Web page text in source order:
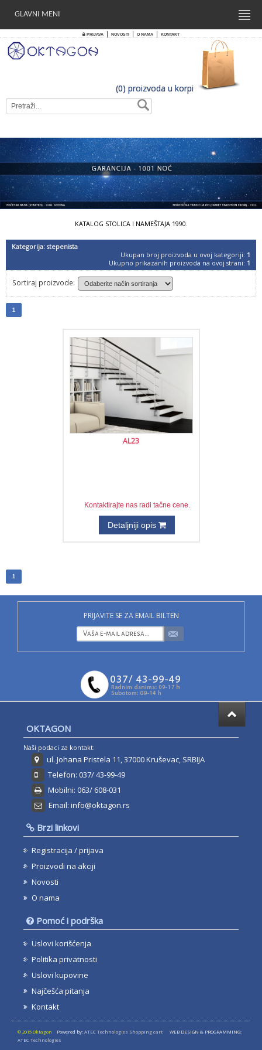
PRIJAVA | NOVOSTI | O NAMA | KONTAKT
(0) proizvoda u korpi
GLAVNI MENI
KATALOG STOLICA I NAMEŠTAJA 1990.
Kategorija: stepenista
Ukupan broj proizvoda u ovoj kategoriji: 1
Ukupno prikazanih proizvoda na ovoj strani: 1
Sortiraj proizvode:
1
AL23
Kontaktirajte nas radi tačne cene.
Detaljniji opis
1
PRIJAVITE SE ZA EMAIL BILTEN
OKTAGON
Naši podaci za kontakt:
ul. Johana Pristela 11, 37000 Kruševac, SRBIJA
Telefon: 037/ 43-99-49
Mobilni: 063/ 608-031
Email: info@oktagon.rs
Brzi linkovi
Registracija / prijava
Proizvodi na akciji
Novosti
O nama
Pomoć i podrška
Uslovi korišćenja
Politika privatnosti
Uslovi kupovine
Najčešća pitanja
Kontakt
© 2015 Oktagon Powered by: ATEC Technologies Shopping cart WEB DESIGN & PROGRAMMING:
ATEC Technologies